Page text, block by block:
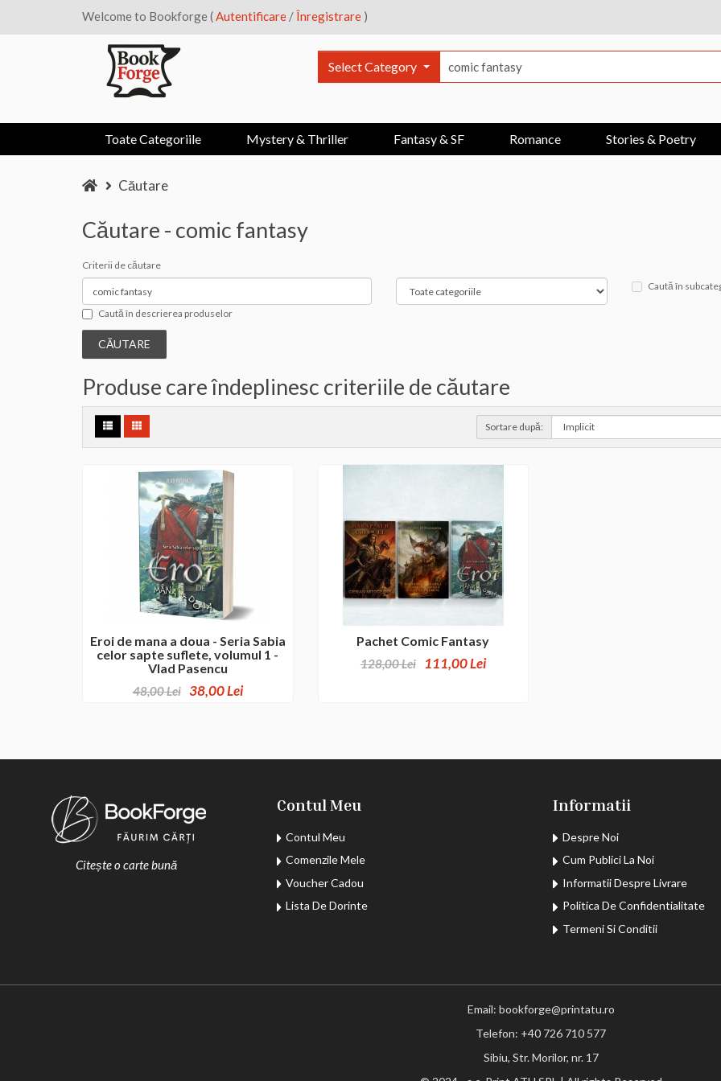
Welcome to Bookforge (Autentificare /Înregistrare )
Select Category
Toate Categoriile Mystery & Thriller Fantasy & SF Romance Stories & Poetry
Căutare
Căutare - comic fantasy
Criterii de căutare
Caută în
Caută în descrierea produselor
Produse care îndeplinesc criteriile de căutare
Sortare după:
Eroi de mana a doua - Seria Sabia
celor sapte suflete, volumul 1 -
Vlad Pasencu
48,00 Lei 38,00 Lei
Pachet Comic Fantasy
128,00 Lei 111,00 Lei
Citește o carte bună
Contul Meu
Contul Meu
Comenzile Mele
Voucher Cadou
Lista De Dorinte
Informatii
Despre Noi
Cum Publici La Noi
Informatii Despre Livrare
Politica De Confidentialitate
Termeni Si Conditii
Email: bookforge@printatu.ro
Telefon: +40 726 710 577
Sibiu, Str. Morilor, nr. 17